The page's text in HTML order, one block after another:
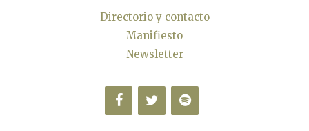
Directorio y contacto
Manifiesto
Newsletter